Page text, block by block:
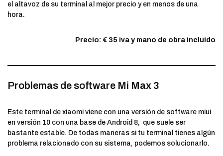
el altavoz de su terminal al mejor precio y en menos de una
hora.
Precio: € 35 iva y mano de obra incluido
Problemas de software Mi Max 3
Este terminal de xiaomi viene con una versión de software miui
en versión 10 con una base de Android 8, que suele ser
bastante estable. De todas maneras si tu terminal tienes algún
problema relacionado con su sistema, podemos solucionarlo.